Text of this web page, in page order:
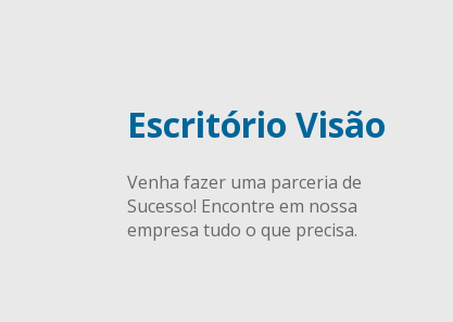
Escritório Visão
Venha fazer uma parceria de
Sucesso! Encontre em nossa
empresa tudo o que precisa.